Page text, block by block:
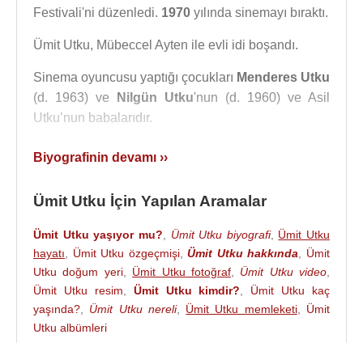
Festivali'ni düzenledi. 1970 yılında sinemayı bıraktı.
Ümit Utku, Mübeccel Ayten ile evli idi boşandı.
Sinema oyuncusu yaptığı çocukları Menderes Utku
(d. 1963) ve
Nilgün Utku'nun (d. 1960) ve Asil
Utku’nun babalarıdır.
Ümit Utku, 14 Ekim
Filmleri ve Dizileri :
- Yaban Gülü (Sinema Filmi) 1970
- Şen Ola Düğün Şen Ola (Sinema Filmi) 1969
- İffet (Sinema Filmi) 1969
- Vatan Borcu (Sinema Filmi) 1969
- Sabır Taşı (Sinema Filmi) 1969
Biyografinin devamı ››
Ümit Utku İçin Yapılan Aramalar
Ümit Utku yaşıyor mu? Ümit Utku biyografi, Ümit Utku
hayatı
Ümit Utku özgeçmişi,Ümit Utku hakkında
Ümit
Utku doğum yeri, Ümit Utku fotoğraf, Ümit Utku video
Ümit Utku resim
Ümit Utku kimdir?
Ümit Utku kaç
yaşında?
Ümit Utku nereli, Ümit Utku memleketi, Ümit
Utku albümleri